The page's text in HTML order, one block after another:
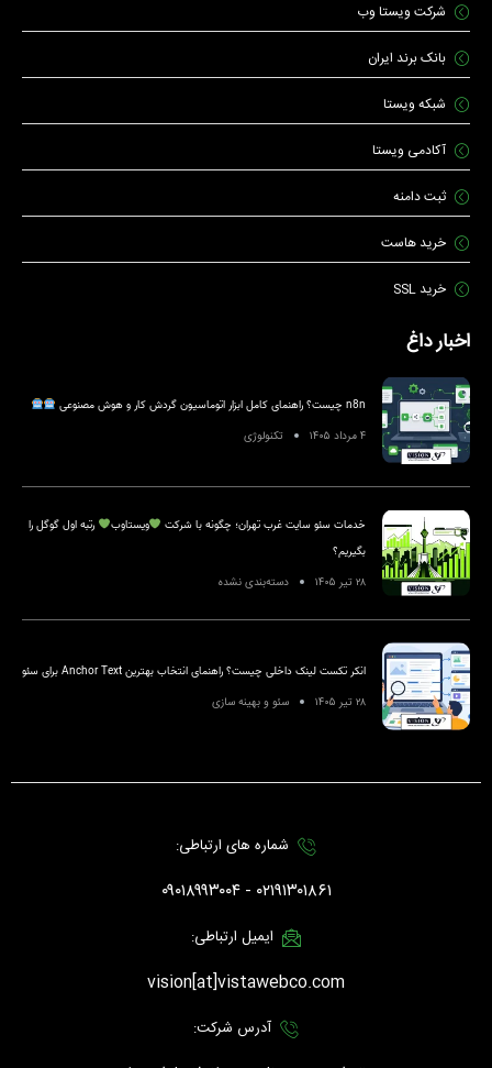
شرکت ویستا وب
بانک برند ایران
شبکه ویستا
آکادمی ویستا
ثبت دامنه
خرید هاست
خرید SSL
اخبار داغ
n8n چیست؟ راهنمای کامل ابزار اتوماسیون گردش کار و هوش مصنوعی
۴ مرداد ۱۴۰۵
تکنولوژی
خدمات سئو سایت غرب تهران؛ چگونه با شرکت ویستاوب
رتبه اول گوگل را
بگیریم؟
۲۸ تیر ۱۴۰۵
دسته‌بندی نشده
انکر تکست لینک داخلی چیست؟ راهنمای انتخاب بهترین Anchor Text برای سئو
۲۸ تیر ۱۴۰۵
سئو و بهینه سازی
شماره های ارتباطی:
۰۲۱۹۱۳۰۱۸۶۱ - ۰۹۰۱۸۹۹۳۰۰۴
ایمیل ارتباطی:
vision[at]vistawebco.com
آدرس شرکت: